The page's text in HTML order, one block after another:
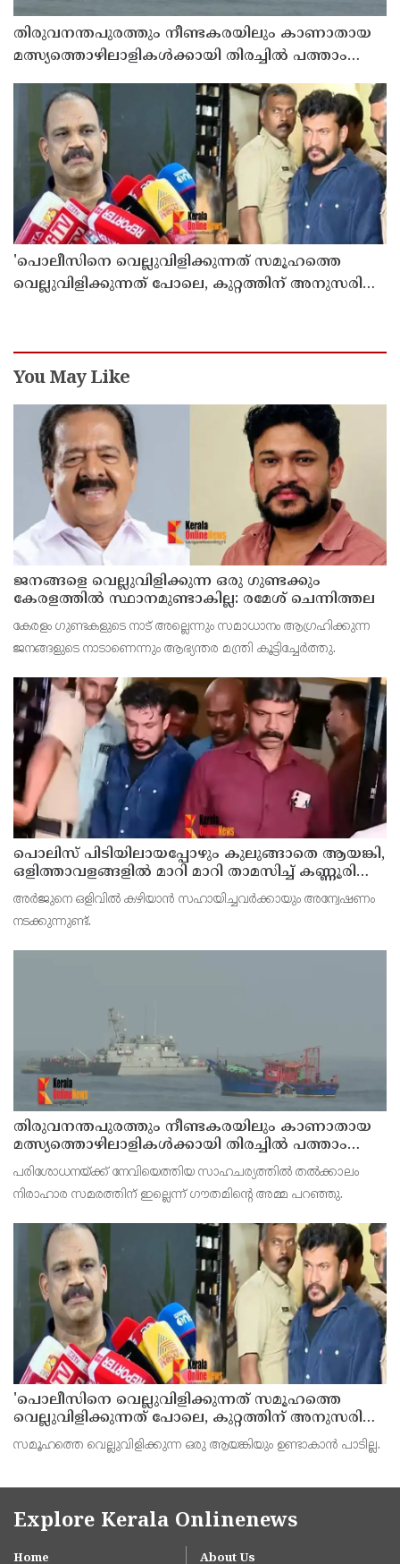
തിരുവനന്തപുരത്തും നീണ്ടകരയിലും കാണാതായ
മത്സ്യത്തൊഴിലാളികള്‍ക്കായി തിരച്ചില്‍ പത്താം
'പൊലീസിനെ വെല്ലുവിളിക്കുന്നത് സമൂഹത്തെ
വെല്ലുവിളിക്കുന്നത് പോലെ, കുറ്റത്തിന് അനുസരിച്ച്
You May Like
ജനങ്ങളെ വെല്ലുവിളിക്കുന്ന ഒരു ഗുണ്ടക്കും
കേരളത്തില്‍ സ്ഥാനമുണ്ടാകില്ല: രമേശ് ചെന്നിത്തല
കേരളം ഗുണ്ടകളുടെ നാട് അല്ലെന്നും സമാധാനം ആഗ്രഹിക്കുന്ന
ജനങ്ങളുടെ നാടാണെന്നും ആഭ്യന്തര മന്ത്രി കൂട്ടിച്ചേര്‍ത്തു.
പൊലിസ് പിടിയിലായപ്പോഴും കുലുങ്ങാതെ ആയങ്കി,
ഒളിത്താവളങ്ങളില്‍ മാറി മാറി താമസിച്ച് കണ്ണൂരിലെ
ക്വട്ടേഷന്‍ നേതാവ്
അര്‍ജുനെ ഒളിവില്‍ കഴിയാന്‍ സഹായിച്ചവര്‍ക്കായും അന്വേഷണം
നടക്കുന്നുണ്ട്.
തിരുവനന്തപുരത്തും നീണ്ടകരയിലും കാണാതായ
മത്സ്യത്തൊഴിലാളികള്‍ക്കായി തിരച്ചില്‍ പത്താം
ദിവസത്തിലേക്ക്
പരിശോധനയ്ക്ക് നേവിയെത്തിയ സാഹചര്യത്തില്‍ തല്‍ക്കാലം
നിരാഹാര സമരത്തിന് ഇല്ലെന്ന് ഗൗതമിന്റെ അമ്മ പറഞ്ഞു.
'പൊലീസിനെ വെല്ലുവിളിക്കുന്നത് സമൂഹത്തെ
വെല്ലുവിളിക്കുന്നത് പോലെ, കുറ്റത്തിന് അനുസരിച്ച്
ശിക്ഷ നല്‍കും':എഡിജിപി
സമൂഹത്തെ വെല്ലുവിളിക്കുന്ന ഒരു ആയങ്കിയും ഉണ്ടാകാന്‍ പാടില്ല.
Explore Kerala Onlinenews
Home About Us